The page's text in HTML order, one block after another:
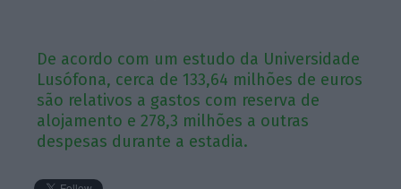
De acordo com um estudo da Universidade
Lusófona, cerca de 133,64 milhões de euros
são relativos a gastos com reserva de
alojamento e 278,3 milhões a outras
despesas durante a estadia.